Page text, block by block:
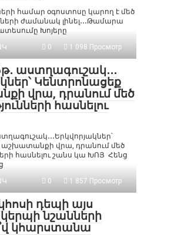
համար օգոստոսը կարող է մեծ
ժամանակ լինել․․․Թամարա
Խոյերը
0 1 098 Просмотр
աստղագուշակ․․․
Կենտրոնացեք
վրա, դրանում մեծ
հասնելու
վրա, դրանում մեծ
հասնելու շանս կա ԽՈՅ Հենց
0 1 857 Просмотр
դեպի այս
նշանների
կհարստանա